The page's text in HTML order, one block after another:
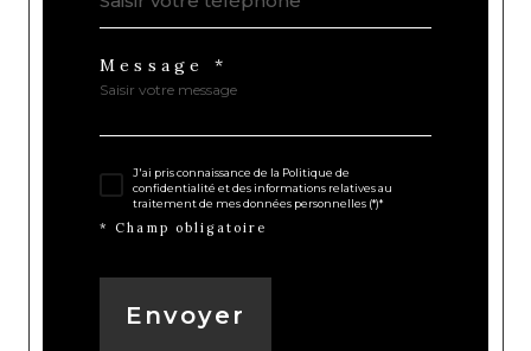
Message *
J'ai pris connaissance de la Politique de
confidentialité et des informations relatives au
traitement de mes données personnelles (*)*
* Champ obligatoire
Envoyer